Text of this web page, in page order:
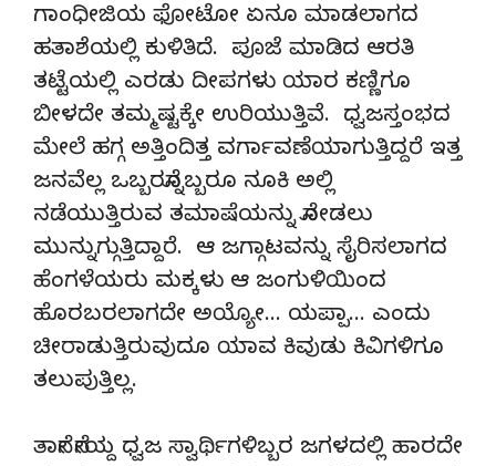
ಗಾಂಧೀಜಿಯ ಫೋಟೋ ಏನೂ ಮಾಡಲಾಗದ
ಹತಾಶೆಯಲ್ಲಿ ಕುಳಿತಿದೆ. ಪೂಜೆ ಮಾಡಿದ ಆರತಿ
ತಟ್ಟೆಯಲ್ಲಿ ಎರಡು ದೀಪಗಳು ಯಾರ ಕಣ್ಣಿಗೂ
ಬೀಳದೇ ತಮ್ಮಷ್ಟಕ್ಕೇ ಉರಿಯುತ್ತಿವೆ. ಧ್ವಜಸ್ತಂಭದ
ಮೇಲೆ ಹಗ್ಗ ಅತ್ತಿಂದಿತ್ತ ವರ್ಗಾವಣೆಯಾಗುತ್ತಿದ್ದರೆ ಇತ್ತ
ಜನವೆಲ್ಲ ಒಬ್ಬರನ್ನೊಬ್ಬರೂ ನೂಕಿ ಅಲ್ಲಿ
ನಡೆಯುತ್ತಿರುವ ತಮಾಷೆಯನ್ನು ನೋಡಲು
ಮುನ್ನುಗ್ಗುತ್ತಿದ್ದಾರೆ. ಆ ಜಗ್ಗಾಟವನ್ನು ಸೈರಿಸಲಾಗದ
ಹೆಂಗಳೆಯರು ಮಕ್ಕಳು ಆ ಜಂಗುಳಿಯಿಂದ
ಹೊರಬರಲಾಗದೇ ಅಯ್ಯೋ… ಯಪ್ಪಾ… ಎಂದು
ಚೀರಾಡುತ್ತಿರುವುದೂ ಯಾವ ಕಿವುಡು ಕಿವಿಗಳಿಗೂ
ತಲುಪುತ್ತಿಲ್ಲ.
ತಾನೇ ನೇಯ್ದ ಧ್ವಜ ಸ್ವಾರ್ಥಿಗಳಿಬ್ಬರ ಜಗಳದಲ್ಲಿ ಹಾರದೇ